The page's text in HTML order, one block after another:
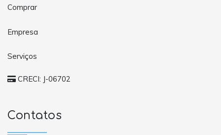
Comprar
Empresa
Serviços
CRECI: J-06702
Contatos